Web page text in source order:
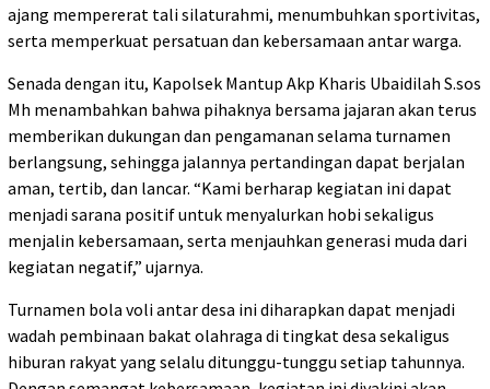
ajang mempererat tali silaturahmi, menumbuhkan sportivitas,
serta memperkuat persatuan dan kebersamaan antar warga.
Senada dengan itu, Kapolsek Mantup Akp Kharis Ubaidilah S.sos
Mh menambahkan bahwa pihaknya bersama jajaran akan terus
memberikan dukungan dan pengamanan selama turnamen
berlangsung, sehingga jalannya pertandingan dapat berjalan
aman, tertib, dan lancar. “Kami berharap kegiatan ini dapat
menjadi sarana positif untuk menyalurkan hobi sekaligus
menjalin kebersamaan, serta menjauhkan generasi muda dari
kegiatan negatif,” ujarnya.
Turnamen bola voli antar desa ini diharapkan dapat menjadi
wadah pembinaan bakat olahraga di tingkat desa sekaligus
hiburan rakyat yang selalu ditunggu-tunggu setiap tahunnya.